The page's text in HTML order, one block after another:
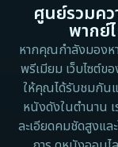
ศูนย์รวมค
พากย์
หากคุณกำลังมอง
พรีเมียม เว็บไซต์ข
ให้คุณได้รับชมกันแ
หนังดังในตำนาน
ละเอียดคมชัดสูงแล